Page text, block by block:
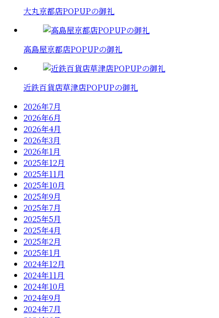
大丸京都店POPUPの御礼
高島屋京都店POPUPの御礼
近鉄百貨店草津店POPUPの御礼
2026年7月
2026年6月
2026年4月
2026年3月
2026年1月
2025年12月
2025年11月
2025年10月
2025年9月
2025年7月
2025年5月
2025年4月
2025年2月
2025年1月
2024年12月
2024年11月
2024年10月
2024年9月
2024年7月